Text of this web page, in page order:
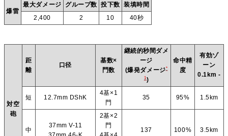
爆雷
最大ダメージ グループ数 投下数
装填時間
2,400
2 10 40秒
対空
砲
距
離
口径
基数×
門数
継続的秒間ダメ
ージ
(爆発ダメージ*
1)
命中精
度
有効ゾ
ーン
0.1km -
短 12.7mm DShK
4基×1
門
35 95% 1.5km
中
37mm V-11
2基×2
門
137 100% 3.5km